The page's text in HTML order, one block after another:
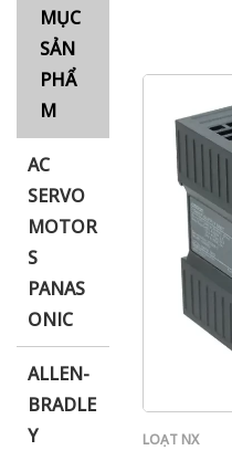
MỤC
SẢN
PHẨ
M
AC
SERVO
MOTOR
S
PANAS
ONIC
ALLEN-
BRADLE
Y
LOẠT NX
XNK